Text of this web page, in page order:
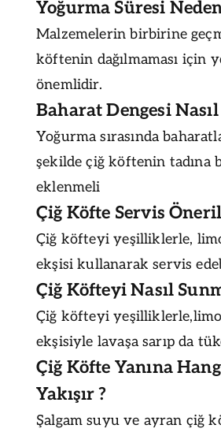
Yoğurma Süresi
Malzemelerin birbirine
köftenin dağılmaması için
önemlidir.
Baharat Dengesi
Yoğurma sırasında
şekilde çiğ köftenin tadına
eklenmeli
Çiğ Köfte Servis
Çiğ köfteyi yeşilliklerle,
ekşisi kullanarak servis
Çiğ Köfteyi Nasıl
Çiğ köfteyi
ekşisiyle lavaşa sarıp da
Çiğ Köfte Yanına
Yakışır ?
Şalgam suyu ve ayran çiğ